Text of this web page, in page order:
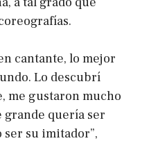
cantante, lo mejor
Lo descubrí
me gustaron mucho
grande quería ser
su imitador”,